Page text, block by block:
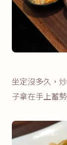
坐定沒多久，
子拿在手上蓄